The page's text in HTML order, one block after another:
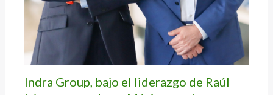
Indra Group, bajo el liderazgo de Raúl